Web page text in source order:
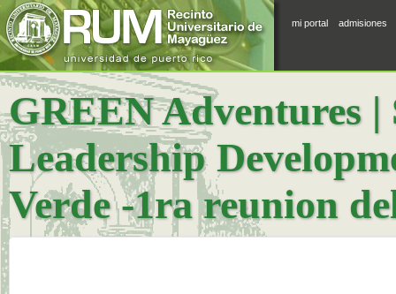
mi portal admisiones
GREEN Adventures
Leadership
Verde -1ra reunion